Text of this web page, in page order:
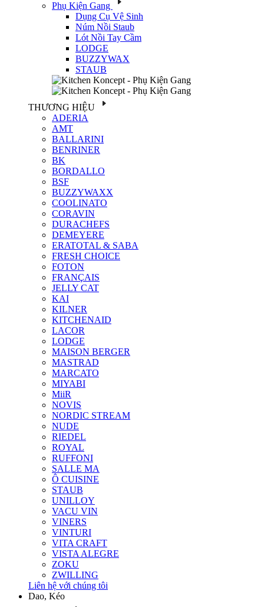
Phụ Kiện Gang
Dụng Cụ Vệ Sinh
Núm Nồi Staub
Lót Nồi Tay Cầm
LODGE
BUZZYWAX
STAUB
THƯƠNG HIỆU
ADERIA
AMT
BALLARINI
BENRINER
BK
BORDALLO
BSF
BUZZYWAXX
COOLINATO
CORAVIN
DURACHEFS
DEMEYERE
ERATOTAL & SABA
FRESH CHOICE
FOTON
FRANÇAIS
JELLY CAT
KAI
KILNER
KITCHENAID
LACOR
LODGE
MAISON BERGER
MASTRAD
MARCATO
MIYABI
MiiR
NOVIS
NORDIC STREAM
NUDE
RIEDEL
ROYAL
RUFFONI
SALLE MA
Ô CUISINE
STAUB
UNILLOY
VACU VIN
VINERS
VINTURI
VITA CRAFT
VISTA ALEGRE
ZOKU
ZWILLING
Liên hệ với chúng tôi
Dao, Kéo